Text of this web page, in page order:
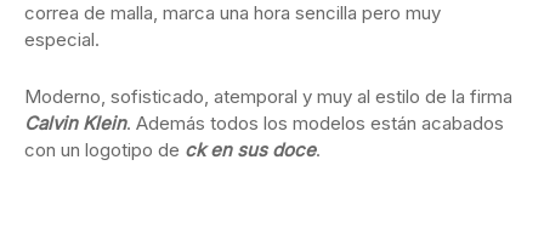
correa de malla, marca una hora sencilla pero muy
especial.
Moderno, sofisticado, atemporal y muy al estilo de la firma
Calvin Klein. Además todos los modelos están acabados
con un logotipo de ck en sus doce.